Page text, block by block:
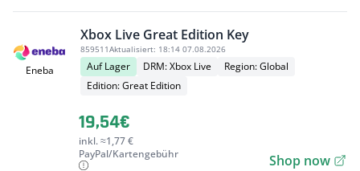
Eneba
Xbox Live Great Edition Key
859511Aktualisiert: 18:14 07.08.2026
Auf Lager DRM: Xbox Live
Region: Global
Edition: Great Edition
19,54€
inkl. ≈1,77 €
PayPal/Kartengebühr
Shop now